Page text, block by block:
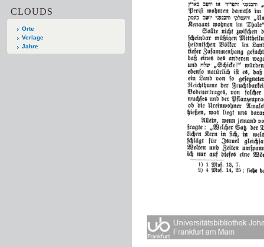
CLOUDS
Orte
Verlage
Jahre